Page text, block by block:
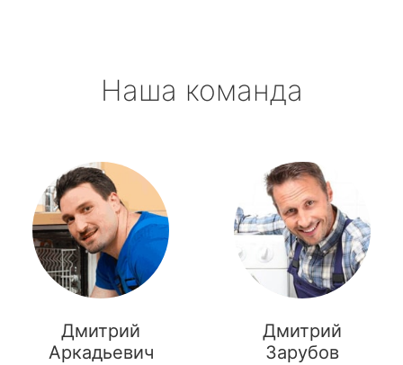
Наша команда
Дмитрий
Аркадьевич
Дмитрий
Зарубов